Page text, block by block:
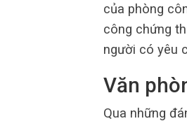
của phòng
công chứng
người có yêu
Văn
Qua những